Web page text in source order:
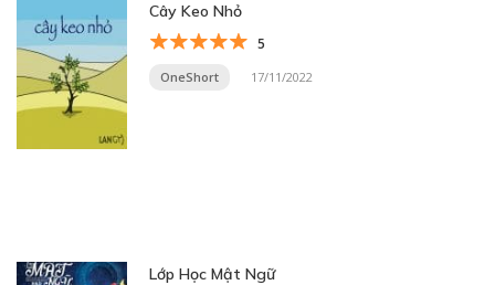
Cây Keo Nhỏ
5
OneShort 17/11/2022
Lớp Học Mật Ngữ